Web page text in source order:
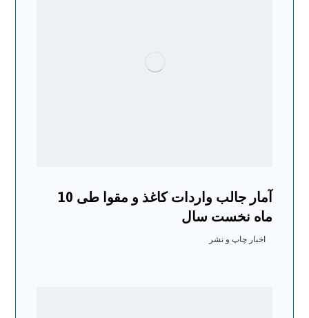
آمار جالب واردات کاغذ و مقوا طی 10
ماه نخست سال
اخبار چاپ و نشر